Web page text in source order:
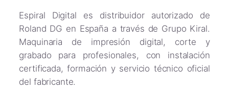
Espiral Digital es distribuidor autorizado de
Roland DG en España a través de Grupo Kiral.
Maquinaria de impresión digital, corte y
grabado para profesionales, con instalación
certificada, formación y servicio técnico oficial
del fabricante.